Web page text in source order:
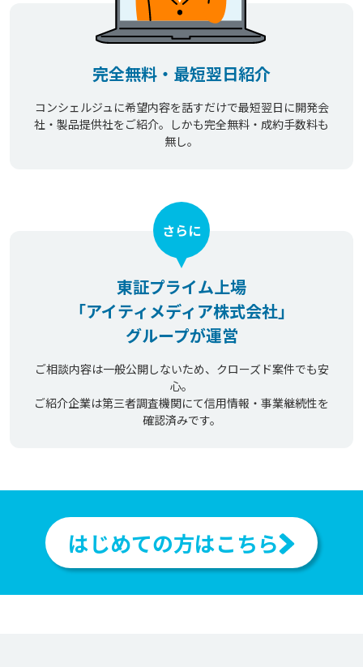
完全無料・最短翌日紹介
コンシェルジュに希望内容を話すだけで最短翌日に開発会
社・製品提供社をご紹介。しかも完全無料・成約手数料も
無し。
東証プライム上場
「アイティメディア株式会社」
グループが運営
さらに
ご相談内容は一般公開しないため、クローズド案件でも安
心。
ご紹介企業は第三者調査機関にて信用情報・事業継続性を
確認済みです。
はじめての方はこちら